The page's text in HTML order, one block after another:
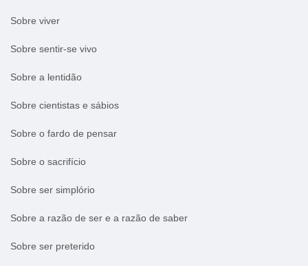
Sobre viver
Sobre sentir-se vivo
Sobre a lentidão
Sobre cientistas e sábios
Sobre o fardo de pensar
Sobre o sacrifício
Sobre ser simplório
Sobre a razão de ser e a razão de saber
Sobre ser preterido